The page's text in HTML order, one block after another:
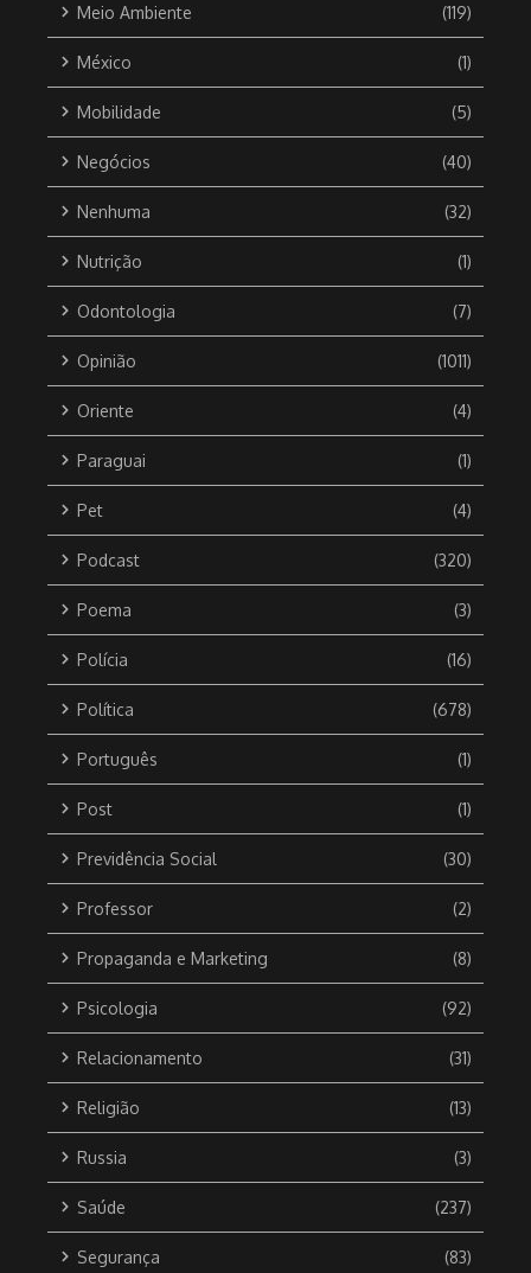
Meio Ambiente (119)
México (1)
Mobilidade (5)
Negócios (40)
Nenhuma (32)
Nutrição (1)
Odontologia (7)
Opinião (1011)
Oriente (4)
Paraguai (1)
Pet (4)
Podcast (320)
Poema (3)
Polícia (16)
Política (678)
Português (1)
Post (1)
Previdência Social (30)
Professor (2)
Propaganda e Marketing (8)
Psicologia (92)
Relacionamento (31)
Religião (13)
Russia (3)
Saúde (237)
Segurança (83)